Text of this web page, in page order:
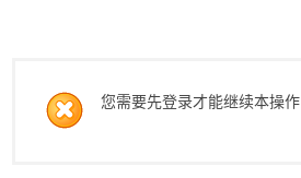
您需要先登录才能继续本操作